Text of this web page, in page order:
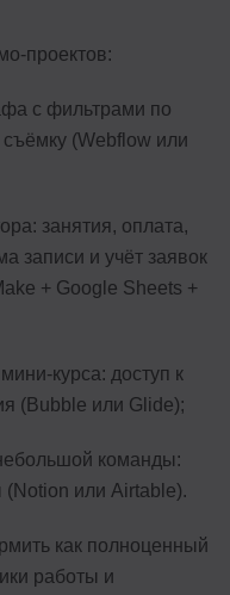
проектов:
с фильтрами по
(Webflow или
занятия, оплата,
записи и учёт заявок
+ Google Sheets +
курса: доступ к
(Bubble или Glide);
команды:
(Notion или Airtable).
как полноценный
работы и